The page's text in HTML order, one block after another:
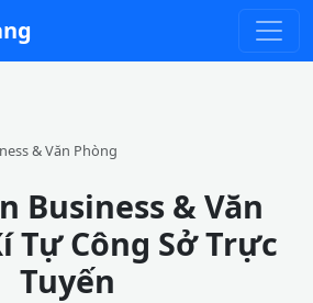
& Văn Phòng
Business & Văn
Tự Công Sở Trực
Tuyến